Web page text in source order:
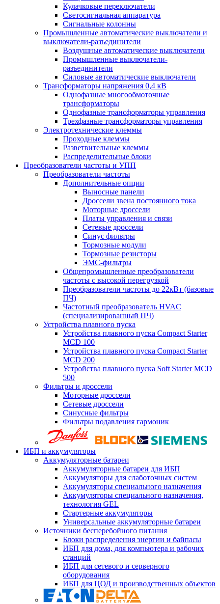
Кулачковые переключатели
Светосигнальная аппаратура
Сигнальные колонны
Промышленные автоматические выключатели и
выключатели-разъединители
Воздушные автоматические выключатели
Промышленные выключатели-
разъединители
Силовые автоматические выключатели
Трансформаторы напряжения 0,4 кВ
Однофазные многообмоточные
трансформаторы
Однофазные трансформаторы управления
Трехфазные трансформаторы управления
Электротехнические клеммы
Проходные клеммы
Разветвительные клеммы
Распределительные блоки
Преобразователи частоты и УПП
Преобразователи частоты
Дополнительные опции
Выносные панели
Дроссели звена постоянного тока
Моторные дроссели
Платы управления и связи
Сетевые дроссели
Синус фильтры
Тормозные модули
Тормозные резисторы
ЭМС-фильтры
Общепромышленные преобразователи
частоты с высокой перегрузкой
Преобразователи частоты до 22кВт (базовые
ПЧ)
Частотный преобразователь HVAC
(специализированный ПЧ)
Устройства плавного пуска
Устройства плавного пуска Compact Starter
MCD 100
Устройства плавного пуска Compact Starter
MCD 200
Устройства плавного пуска Soft Starter MCD
500
Фильтры и дроссели
Моторные дроссели
Сетевые дроссели
Синусные фильтры
Фильтры подавления гармоник
ИБП и аккумуляторы
Аккумуляторные батареи
Аккумуляторные батареи для ИБП
Аккумуляторы для слаботочных систем
Аккумуляторы специального назначения
Аккумуляторы специального назначения,
технология GEL
Стартерные аккумуляторы
Универсальные аккумуляторные батареи
Источники бесперебойного питания
Блоки распределения энергии и байпасы
ИБП для дома, для компьютера и рабочих
станций
ИБП для сетевого и серверного
оборудования
ИБП для ЦОД и производственных объектов